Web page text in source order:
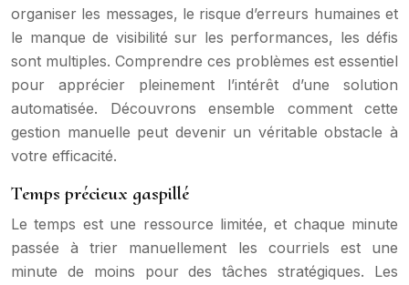
organiser les messages, le risque d’erreurs humaines et
le manque de visibilité sur les performances, les défis
sont multiples. Comprendre ces problèmes est essentiel
pour apprécier pleinement l’intérêt d’une solution
automatisée. Découvrons ensemble comment cette
gestion manuelle peut devenir un véritable obstacle à
votre efficacité.
Temps précieux gaspillé
Le temps est une ressource limitée, et chaque minute
passée à trier manuellement les courriels est une
minute de moins pour des tâches stratégiques. Les